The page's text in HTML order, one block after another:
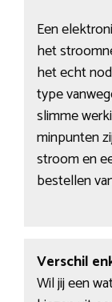
Een
het
het echt
type
slimme
minpunten
stroom en
bestellen
Verschil
Wil jij een